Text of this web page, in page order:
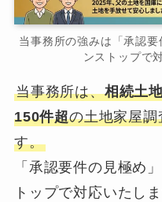
当事務所の強みは「承認
ンストップで
当事務所は、相続土
150件超の土地家屋
す。
「承認要件の見極め
トップで対応いたしま